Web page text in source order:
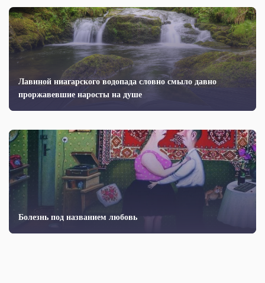
Лавиной ниагарского водопада словно смыло давно
проржавевшие наросты на душе
Болезнь под названием любовь